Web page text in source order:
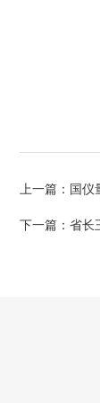
上一篇： 国仪
下一篇： 省长